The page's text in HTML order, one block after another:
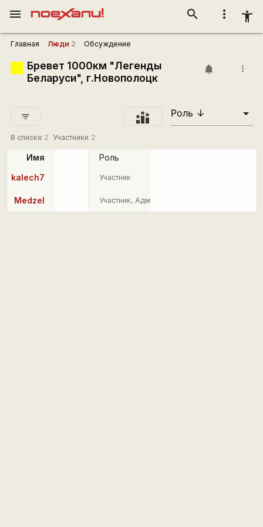
more_vert accessibility_new
search
menu
Главная Люди 2 Обсуждение
Бревет 1000км "Легенды
Беларуси", г.Новополоцк
more_vert
filter_list
В списке 2 Участники 2
Имя
kalech7
Medzel
Роль
Участник
Участник, Администратор